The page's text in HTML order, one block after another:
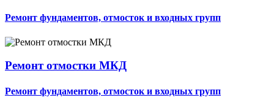
Ремонт фундаментов, отмосток и входных групп
Ремонт отмостки МКД
Ремонт фундаментов, отмосток и входных групп